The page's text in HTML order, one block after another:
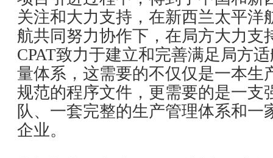
关注和大力支持，在新西兰太平洋
航共同努力协作下，在局方大力支
CPAT致力于建立和完善满足局方
量体系，这需要的不仅仅是一本生
规范的程序文件，更需要的是一支
队、一套完整的生产管理体系和一
企业。